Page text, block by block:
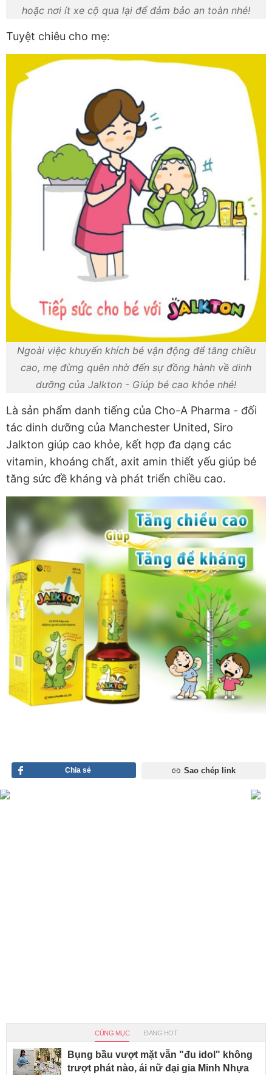
hoặc nơi ít xe cộ qua lại để đảm bảo an toàn nhé!
Tuyệt chiêu cho mẹ:
Ngoài việc khuyến khích bé vận động để tăng chiều
cao, mẹ đừng quên nhờ đến sự đồng hành về dinh
dưỡng của Jalkton - Giúp bé cao khỏe nhé!
Là sản phẩm danh tiếng của Cho-A Pharma - đối
tác dinh dưỡng của Manchester United, Siro
Jalkton giúp cao khỏe, kết hợp đa dạng các
vitamin, khoáng chất, axit amin thiết yếu giúp bé
tăng sức đề kháng và phát triển chiều cao.
Chia sẻ Sao chép link
CÙNG MỤC ĐANG HOT
Bụng bầu vượt mặt vẫn "đu idol" không
trượt phát nào, ái nữ đại gia Minh Nhựa